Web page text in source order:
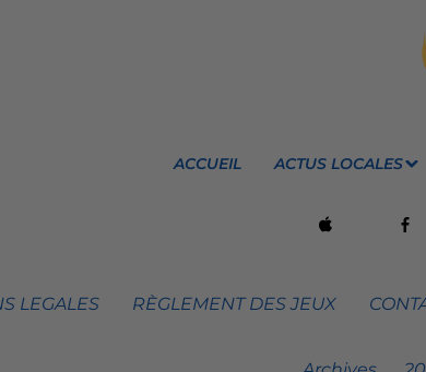
ACCUEIL ACTUS LOCALES
LEGALES RÈGLEMENT DES JEUX